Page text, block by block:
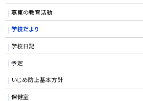
燕東の教育活動
学校だより
学校日記
予定
いじめ防止基本方針
保健室